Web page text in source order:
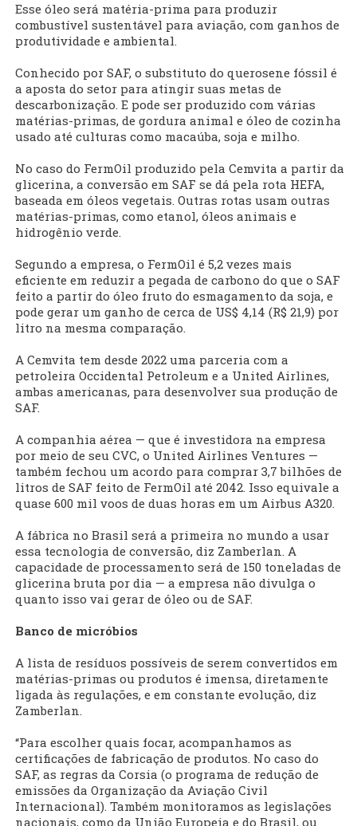
Esse óleo será matéria-prima para produzir
combustível sustentável para aviação, com ganhos de
produtividade e ambiental.
Conhecido por SAF, o substituto do querosene fóssil é
a aposta do setor para atingir suas metas de
descarbonização. E pode ser produzido com várias
matérias-primas, de gordura animal e óleo de cozinha
usado até culturas como macaúba, soja e milho.
No caso do FermOil produzido pela Cemvita a partir da
glicerina, a conversão em SAF se dá pela rota HEFA,
baseada em óleos vegetais. Outras rotas usam outras
matérias-primas, como etanol, óleos animais e
hidrogênio verde.
Segundo a empresa, o FermOil é 5,2 vezes mais
eficiente em reduzir a pegada de carbono do que o SAF
feito a partir do óleo fruto do esmagamento da soja, e
pode gerar um ganho de cerca de US$ 4,14 (R$ 21,9) por
litro na mesma comparação.
A Cemvita tem desde 2022 uma parceria com a
petroleira Occidental Petroleum e a United Airlines,
ambas americanas, para desenvolver sua produção de
SAF.
A companhia aérea — que é investidora na empresa
por meio de seu CVC, o United Airlines Ventures —
também fechou um acordo para comprar 3,7 bilhões de
litros de SAF feito de FermOil até 2042. Isso equivale a
quase 600 mil voos de duas horas em um Airbus A320.
A fábrica no Brasil será a primeira no mundo a usar
essa tecnologia de conversão, diz Zamberlan. A
capacidade de processamento será de 150 toneladas de
glicerina bruta por dia — a empresa não divulga o
quanto isso vai gerar de óleo ou de SAF.
Banco de micróbios
A lista de resíduos possíveis de serem convertidos em
matérias-primas ou produtos é imensa, diretamente
ligada às regulações, e em constante evolução, diz
Zamberlan.
“Para escolher quais focar, acompanhamos as
certificações de fabricação de produtos. No caso do
SAF, as regras da Corsia (o programa de redução de
emissões da Organização da Aviação Civil
Internacional). Também monitoramos as legislações
nacionais, como da União Europeia e do Brasil, ou